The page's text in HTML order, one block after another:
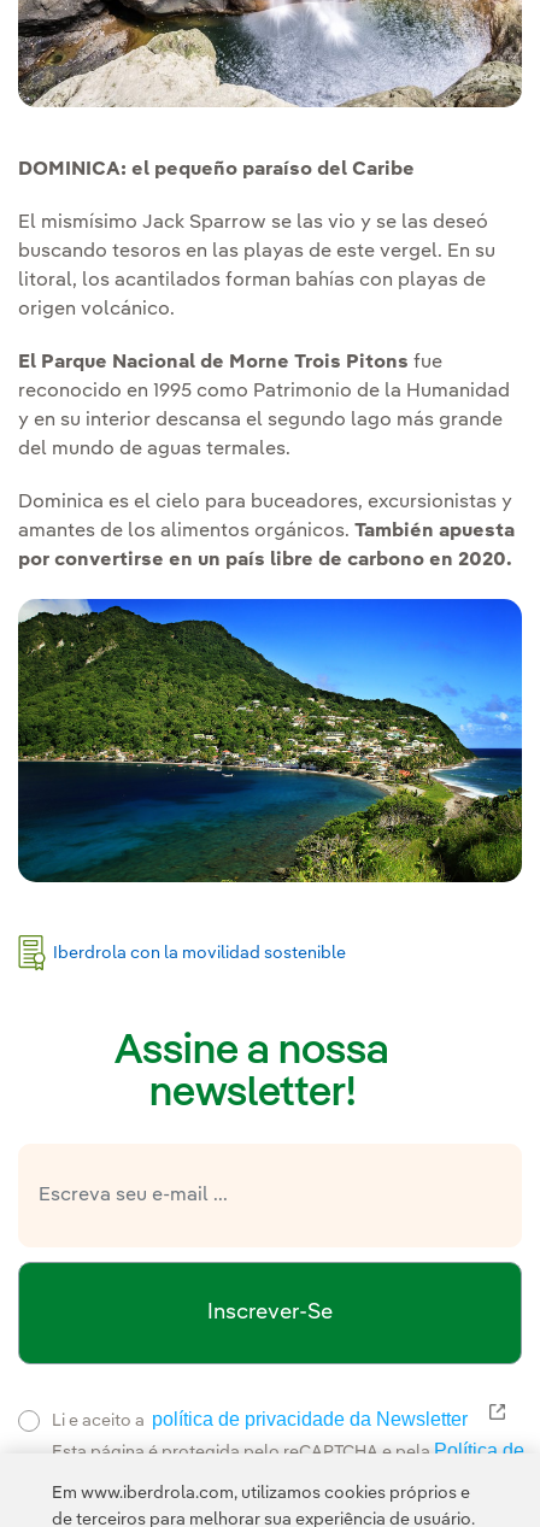
DOMINICA: el pequeño paraíso del Caribe
El mismísimo Jack Sparrow se las vio y se las deseó
buscando tesoros en las playas de este vergel. En su
litoral, los acantilados forman bahías con playas de
origen volcánico.
El Parque Nacional de Morne Trois Pitons fue
reconocido en 1995 como Patrimonio de la Humanidad
y en su interior descansa el segundo lago más grande
del mundo de aguas termales.
Dominica es el cielo para buceadores, excursionistas y
amantes de los alimentos orgánicos. También apuesta
por convertirse en un país libre de carbono en 2020.
Iberdrola con la movilidad sostenible
Assine a nossa
newsletter!
Inscrever-Se
Li e aceito a política de privacidade da Newsletter Link
Esta página é protegida pelo reCAPTCHA e pela Política de
e pela
Em www.iberdrola.com, utilizamos cookies próprios e
de terceiros para melhorar sua experiência de usuário.